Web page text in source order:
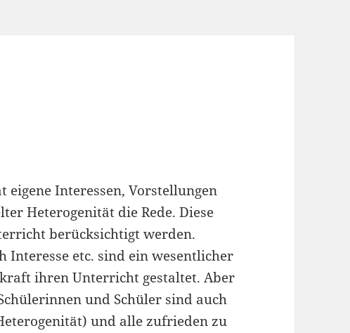
Interessen, Vorstellungen
Heterogenität die Rede. Diese
berücksichtigt werden.
Interesse etc. sind ein wesentlicher
ihren Unterricht gestaltet. Aber
und Schüler sind auch
und alle zufrieden zu